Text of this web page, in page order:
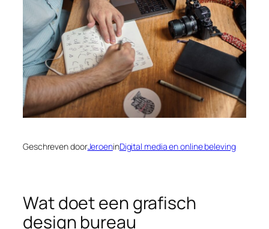
Geschreven doorJeroeninDigital media en online beleving
Wat doet een grafisch
design bureau